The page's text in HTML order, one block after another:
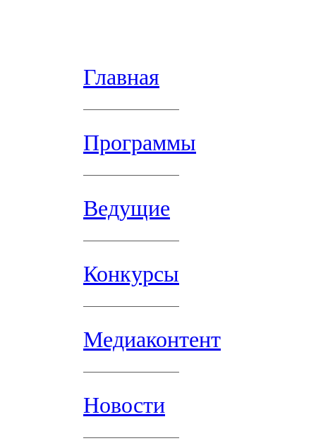
Главная
Программы
Ведущие
Конкурсы
Медиаконтент
Новости